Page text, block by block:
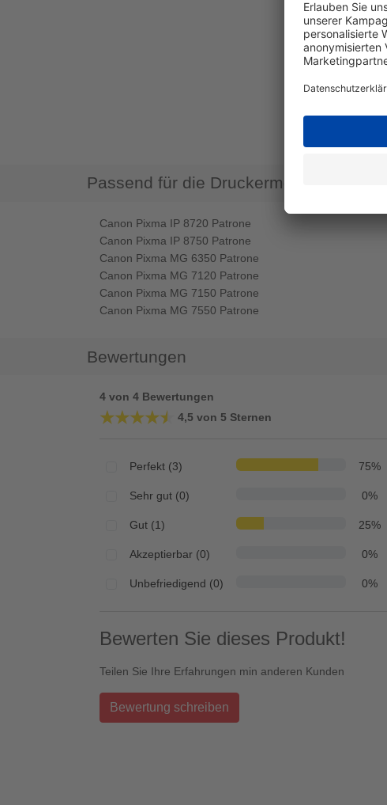
Passend für die Druckermodelle
Canon Pixma IP 8720 Patrone
Canon Pixma IP 8750 Patrone
Canon Pixma MG 6350 Patrone
Canon Pixma MG 7120 Patrone
Canon Pixma MG 7150 Patrone
Canon Pixma MG 7550 Patrone
Bewertungen
4 von 4 Bewertungen
★★★★★
★★★★★ 4,5 von 5 Sternen
Perfekt (3) 75%
Sehr gut (0) 0%
Gut (1) 25%
Akzeptierbar (0) 0%
Unbefriedigend (0) 0%
Bewerten Sie dieses Produkt!
Teilen Sie Ihre Erfahrungen min anderen Kunden
Bewertung schreiben